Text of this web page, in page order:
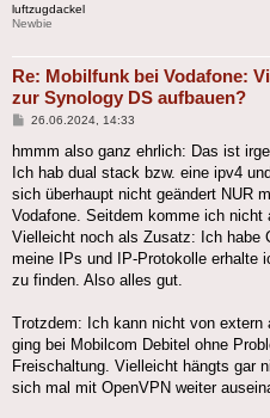
luftzugdackel
Newbie
Re: Mobilfunk bei Vodafone:
zur Synology DS aufbauen?
Beitrag
26.06.2024, 14:33
hmmm also ganz ehrlich: Das ist
Ich hab dual stack bzw. eine ipv4
sich überhaupt nicht geändert NUR
Vodafone. Seitdem komme ich
Vielleicht noch als Zusatz: Ich habe
meine IPs und IP-Protokolle erhalte
zu finden. Also alles gut.
Trotzdem: Ich kann nicht von extern
ging bei Mobilcom Debitel ohne
Freischaltung. Vielleicht hängts gar
sich mal mit OpenVPN weiter